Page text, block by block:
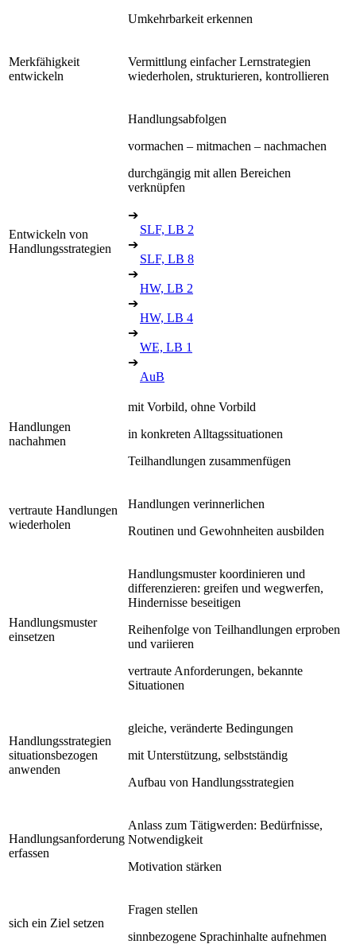
Umkehrbarkeit erkennen
Merkfähigkeit
entwickeln
Vermittlung einfacher Lernstrategien
wiederholen, strukturieren, kontrollieren
Entwickeln von
Handlungsstrategien
Handlungsabfolgen
vormachen – mitmachen – nachmachen
durchgängig mit allen Bereichen
verknüpfen
➔
SLF, LB 2
➔
SLF, LB 8
➔
HW, LB 2
➔
HW, LB 4
➔
WE, LB 1
➔
AuB
Handlungen
nachahmen
mit Vorbild, ohne Vorbild
in konkreten Alltagssituationen
Teilhandlungen zusammenfügen
vertraute Handlungen
wiederholen
Handlungen verinnerlichen
Routinen und Gewohnheiten ausbilden
Handlungsmuster
einsetzen
Handlungsmuster koordinieren und
differenzieren: greifen und wegwerfen,
Hindernisse beseitigen
Reihenfolge von Teilhandlungen erproben
und variieren
vertraute Anforderungen, bekannte
Situationen
Handlungsstrategien
situationsbezogen
anwenden
gleiche, veränderte Bedingungen
mit Unterstützung, selbstständig
Aufbau von Handlungsstrategien
Handlungsanforderung
erfassen
Anlass zum Tätigwerden: Bedürfnisse,
Notwendigkeit
Motivation stärken
sich ein Ziel setzen
Fragen stellen
sinnbezogene Sprachinhalte aufnehmen